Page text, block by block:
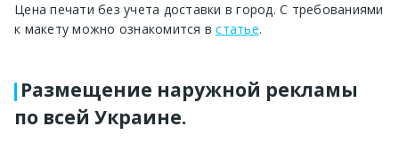
Цена печати без учета доставки в город. С требованиями
к макету можно ознакомится встатье.
Размещение наружной рекламы
по всей Украине.